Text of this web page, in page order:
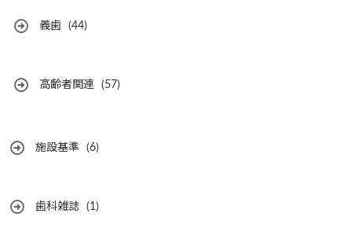
義歯 (44)
高齢者関連 (57)
施設基準 (6)
歯科雑誌 (1)